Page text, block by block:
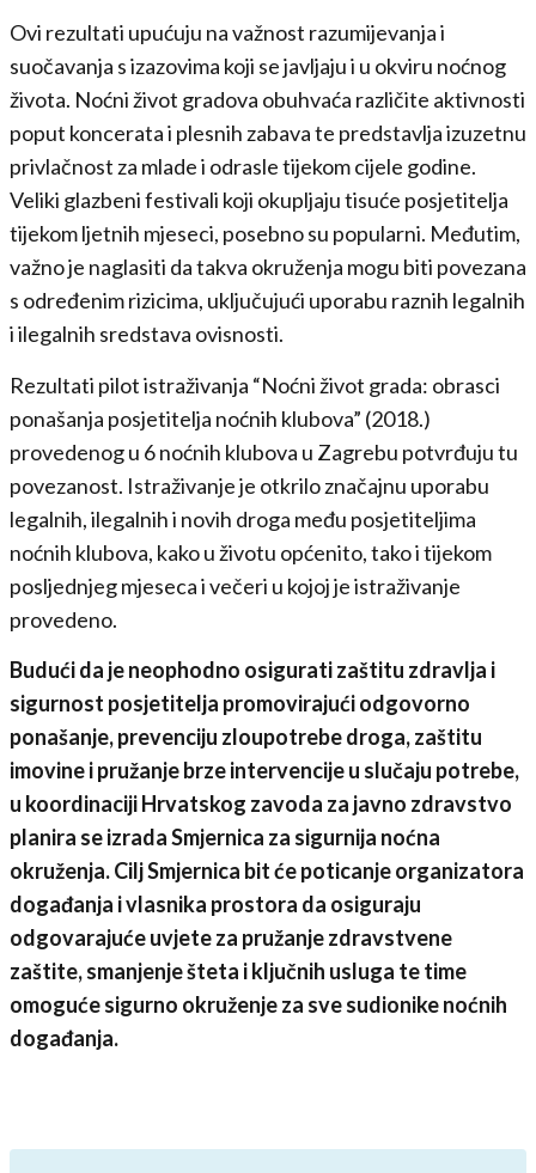
Ovi rezultati upućuju na važnost razumijevanja i
suočavanja s izazovima koji se javljaju i u okviru noćnog
života. Noćni život gradova obuhvaća različite aktivnosti
poput koncerata i plesnih zabava te predstavlja izuzetnu
privlačnost za mlade i odrasle tijekom cijele godine.
Veliki glazbeni festivali koji okupljaju tisuće posjetitelja
tijekom ljetnih mjeseci, posebno su popularni. Međutim,
važno je naglasiti da takva okruženja mogu biti povezana
s određenim rizicima, uključujući uporabu raznih legalnih
i ilegalnih sredstava ovisnosti.
Rezultati pilot istraživanja “Noćni život grada: obrasci
ponašanja posjetitelja noćnih klubova” (2018.)
provedenog u 6 noćnih klubova u Zagrebu potvrđuju tu
povezanost. Istraživanje je otkrilo značajnu uporabu
legalnih, ilegalnih i novih droga među posjetiteljima
noćnih klubova, kako u životu općenito, tako i tijekom
posljednjeg mjeseca i večeri u kojoj je istraživanje
provedeno.
Budući da je neophodno osigurati zaštitu zdravlja i
sigurnost posjetitelja promovirajući odgovorno
ponašanje, prevenciju zloupotrebe droga, zaštitu
imovine i pružanje brze intervencije u slučaju potrebe,
u koordinaciji Hrvatskog zavoda za javno zdravstvo
planira se izrada Smjernica za sigurnija noćna
okruženja. Cilj Smjernica bit će poticanje organizatora
događanja i vlasnika prostora da osiguraju
odgovarajuće uvjete za pružanje zdravstvene
zaštite, smanjenje šteta i ključnih usluga te time
omoguće sigurno okruženje za sve sudionike noćnih
događanja.